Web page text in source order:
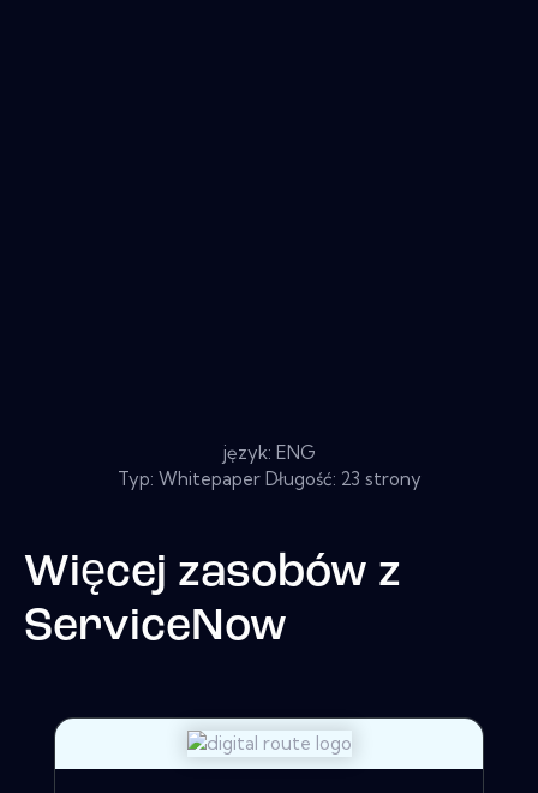
język: ENG
Typ: Whitepaper Długość: 23 strony
Więcej zasobów z
ServiceNow